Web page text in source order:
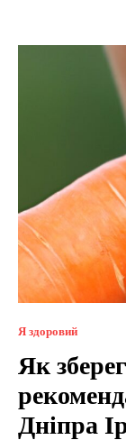
Я здоровий
Як
Дніпра